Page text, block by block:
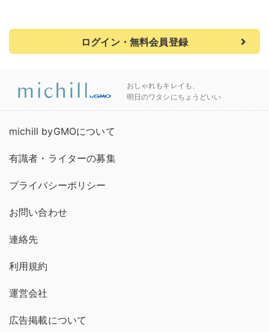
ログイン・無料会員登録
おしゃれもキレイも、
明日のワタシにちょうどいい
michill byGMOについて
有識者・ライターの募集
プライバシーポリシー
お問い合わせ
連絡先
利用規約
運営会社
広告掲載について